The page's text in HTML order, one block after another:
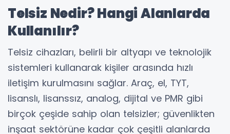
Telsiz Nedir? Hangi Alanlarda
Kullanılır?
Telsiz cihazları, belirli bir altyapı ve teknolojik
sistemleri kullanarak kişiler arasında hızlı
iletişim kurulmasını sağlar. Araç, el, TYT,
lisanslı, lisanssız, analog, dijital ve PMR gibi
birçok çeşide sahip olan telsizler; güvenlikten
inşaat sektörüne kadar çok çeşitli alanlarda